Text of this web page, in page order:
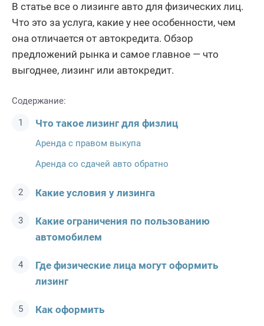
В статье все о лизинге авто для физических лиц.
Что это за услуга, какие у нее особенности, чем
она отличается от автокредита. Обзор
предложений рынка и самое главное — что
выгоднее, лизинг или автокредит.
Содержание:
Что такое лизинг для физлиц
Аренда с правом выкупа
Аренда со сдачей авто обратно
Какие условия у лизинга
Какие ограничения по пользованию
автомобилем
Где физические лица могут оформить
лизинг
Как оформить